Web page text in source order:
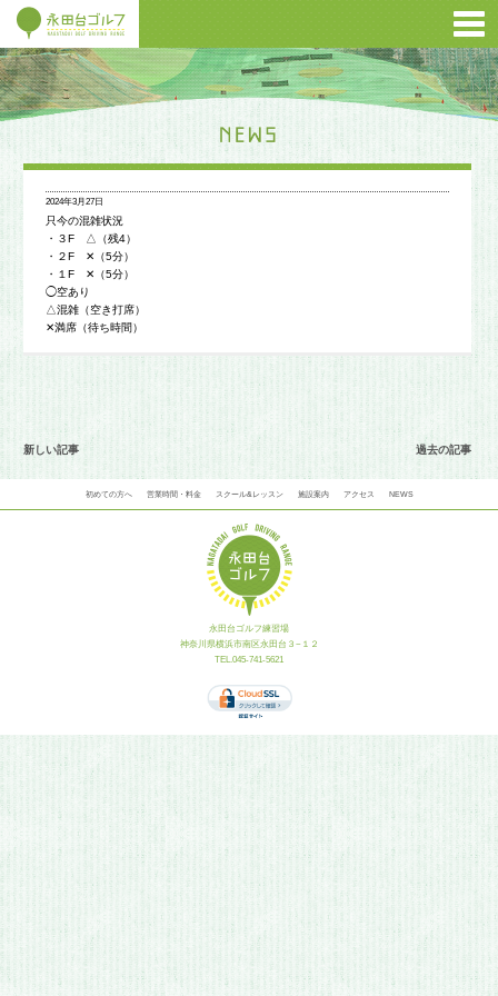
2024年3月27日
只今の混雑状況
・３F △（残4）
・２F ✕（5分）
・１F ✕（5分）
◯空あり
△混雑（空き打席）
✕満席（待ち時間）
新しい記事 過去の記事
初めての方へ 営業時間・料金 スクール&レッスン 施設案内 アクセス NEWS
永田台ゴルフ練習場
神奈川県横浜市南区永田台３−１２
TEL.045-741-5621